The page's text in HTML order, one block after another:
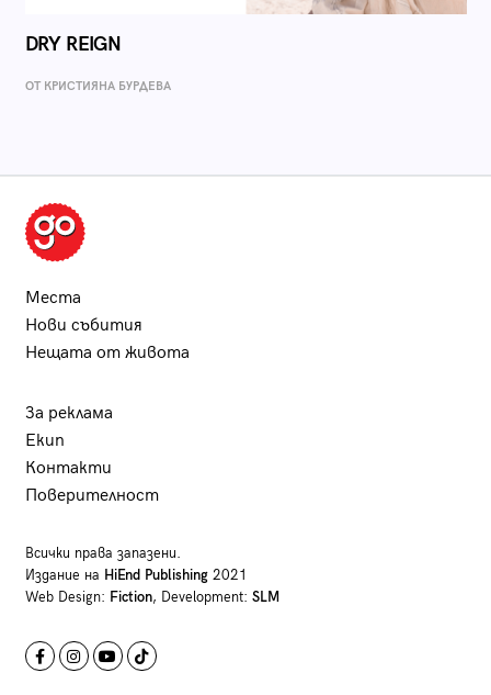
DRY REIGN
ОТ КРИСТИЯНА БУРДЕВА
Места
Нови събития
Нещата от живота
За реклама
Екип
Контакти
Поверителност
Всички права запазени.
Издание на HiEnd Publishing2021
Web Design: Fiction, Development: SLM